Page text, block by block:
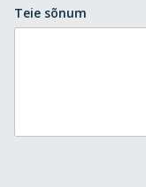
Teie sõnum